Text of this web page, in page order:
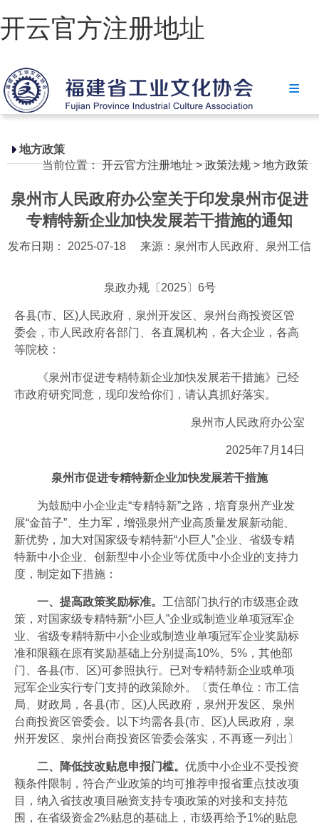
开云官方注册地址
开云官方注册地址
协会简介
开云官方注册地址-开云(中国)
省级政策
工业视频
会员风采
开云官方注册地址-开云(中国)
地方政策
当前位置：开云官方注册地址>政策法规>地方政策
泉州市人民政府办公室关于印发泉州市促进
专精特新企业加快发展若干措施的通知
发布日期： 2025-07-18 来源：泉州市人民政府、泉州工信
泉政办规〔2025〕6号
各县(市、区)人民政府，泉州开发区、泉州台商投资区管
委会，市人民政府各部门、各直属机构，各大企业，各高
等院校：
《泉州市促进专精特新企业加快发展若干措施》已经
市政府研究同意，现印发给你们，请认真抓好落实。
泉州市人民政府办公室
2025年7月14日
泉州市促进专精特新企业加快发展若干措施
为鼓励中小企业走“专精特新”之路，培育泉州产业发
展“金苗子”、生力军，增强泉州产业高质量发展新动能、
新优势，加大对国家级专精特新“小巨人”企业、省级专精
特新中小企业、创新型中小企业等优质中小企业的支持力
度，制定如下措施：
一、提高政策奖励标准。 工信部门执行的市级惠企政
策，对国家级专精特新“小巨人”企业或制造业单项冠军企
业、省级专精特新中小企业或制造业单项冠军企业奖励标
准和限额在原有奖励基础上分别提高10%、5%，其他部
门、各县(市、区)可参照执行。已对专精特新企业或单项
冠军企业实行专门支持的政策除外。〔责任单位：市工信
局、财政局，各县(市、区)人民政府，泉州开发区、泉州
台商投资区管委会。以下均需各县(市、区)人民政府，泉
州开发区、泉州台商投资区管委会落实，不再逐一列出〕
二、降低技改贴息申报门槛。 优质中小企业不受投资
额条件限制，符合产业政策的均可推荐申报省重点技改项
目，纳入省技改项目融资支持专项政策的对接和支持范
围，在省级资金2%贴息的基础上，市级再给予1%的贴息